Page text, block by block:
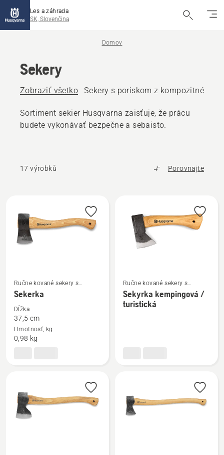
Les a záhrada
SK, Slovenčina
Domov
Sekery
Zobraziť všetko Sekery s poriskom z kompozitného
Sortiment sekier Husqvarna zaisťuje, že prácu
budete vykonávať bezpečne a sebaisto.
17 výrobků Porovnajte
výrobky
Zobraziť
viac
podrobností
Sekerka
Ručne kované sekery s
dreveným poriskom
Sekerka
Dĺžka
37,5 cm
Hmotnosť, kg
0,98 kg
Zobraziť
viac
podrobností
Ručne kované sekery s
dreveným poriskom
Sekyrka kempingová /
turistická